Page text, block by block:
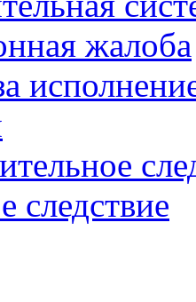
жалоба
следствие